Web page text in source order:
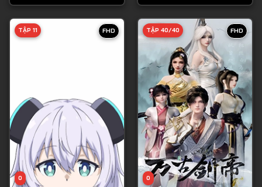
Tập 39
Tập 40
Tập 43
Tập 44
Tập 45
Tập 46
Tập 47
FHD
0
TẬP 11 FHD
0
TẬP 40/40